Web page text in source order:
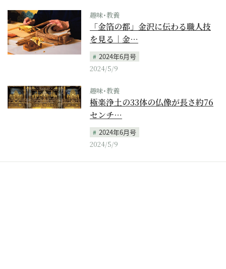
趣味･教養
「金箔の都」金沢に伝わる職人技
を見る｜金…
2024年6月号
2024/5/9
趣味･教養
極楽浄土の33体の仏像が長さ約76
センチ…
2024年6月号
2024/5/9